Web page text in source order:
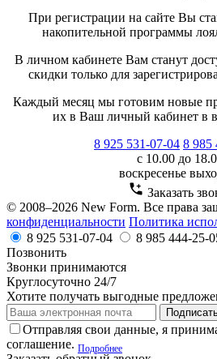
При регистрации на сайте Вы
накопительной программы
В личном кабинете Вам станут
скидки только для
Каждый месяц мы готовим новые
их в Ваш личный кабинет в
8 925 531-07-04 8 985
с 10.00 до
воскресенье
Заказать
© 2008–2026 New Form. Все права
конфиденциальности Политика
8 925 531-07-04
8 985 444-25-
Позвонить
Звонки принимаются
Круглосуточно 24/7
Хотите получать выгодные
Отправляя свои данные, я
соглашение. Подробнее